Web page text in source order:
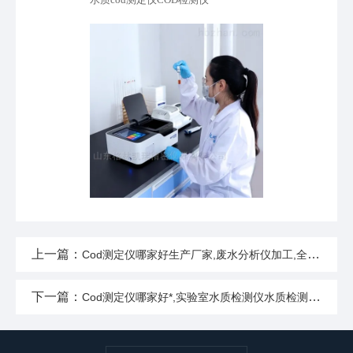
上一篇： Cod测定仪哪家好生产厂家,废水分析仪加工,全国顺丰包邮
下一篇： Cod测定仪哪家好*,实验室水质检测仪水质检测,全国顺丰包邮